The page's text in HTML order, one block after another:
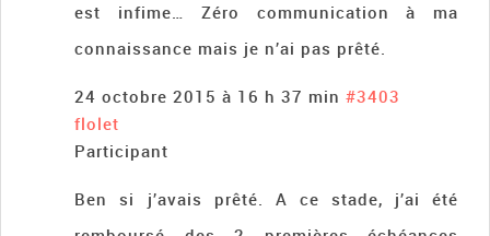
est infime… Zéro communication à ma
connaissance mais je n’ai pas prêté.
24 octobre 2015 à 16 h 37 min #3403
flolet
Participant
Ben si j’avais prêté. A ce stade, j’ai été